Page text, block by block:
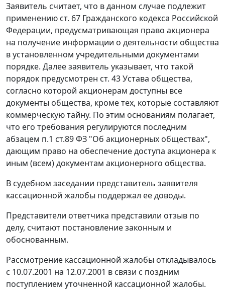
Заявитель считает, что в данном случае подлежит
применению ст. 67 Гражданского кодекса Российской
Федерации, предусматривающая право акционера
на получение информации о деятельности общества
в установленном учредительными документами
порядке. Далее заявитель указывает, что такой
порядок предусмотрен ст. 43 Устава общества,
согласно которой акционерам доступны все
документы общества, кроме тех, которые составляют
коммерческую тайну. По этим основаниям полагает,
что его требования регулируются последним
абзацем п.1 ст.89ФЗ "Об акционерных обществах",
дающим право на обеспечение доступа акционера к
иным (всем) документам акционерного общества.
В судебном заседании представитель заявителя
кассационной жалобы поддержал ее доводы.
Представители ответчика представили отзыв по
делу, считают постановление законным и
обоснованным.
Рассмотрение кассационной жалобы откладывалось
с 10.07.2001 на 12.07.2001 в связи с поздним
поступлением уточненной кассационной жалобы.